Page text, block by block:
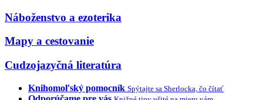
Náboženstvo a ezoterika
Mapy a cestovanie
Cudzojazyčná literatúra
Knihomoľský pomocník Spýtajte sa Sherlocka, čo čítať